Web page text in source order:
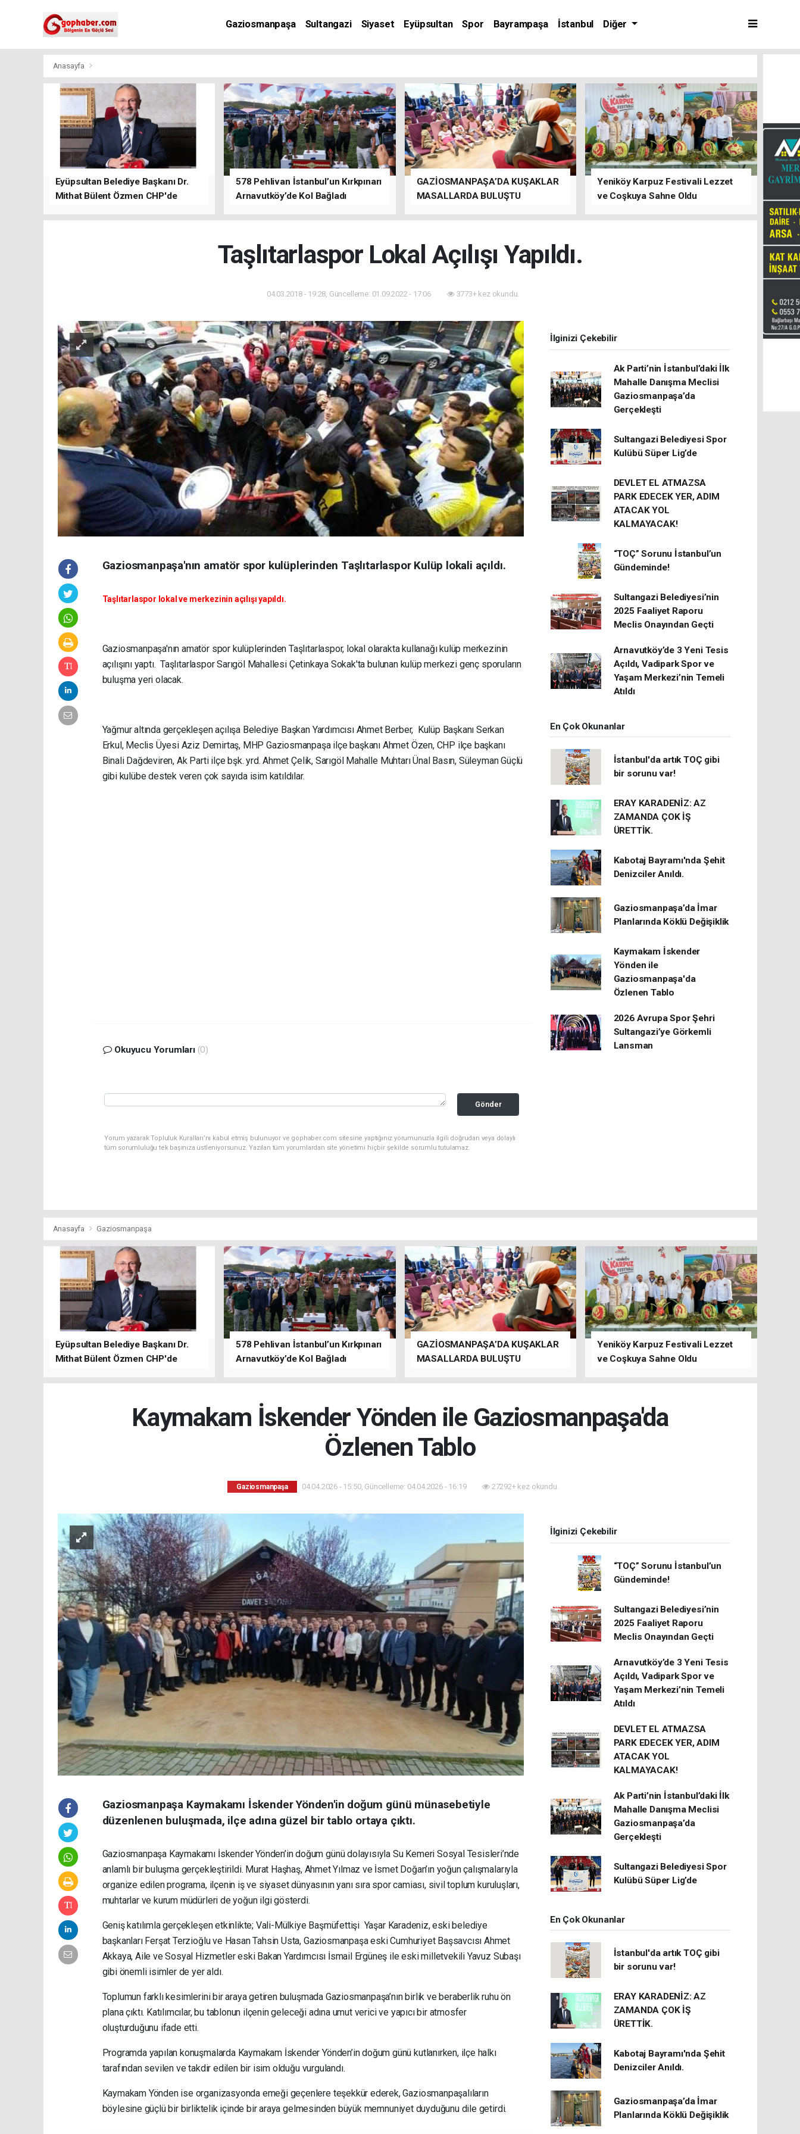
Gaziosmanpaşa Sultangazi Siyaset Eyüpsultan Spor Bayrampaşa İstanbul Diğer
Anasayfa
Eyüpsultan Belediye Başkanı Dr.
Mithat Bülent Özmen CHP'de
578 Pehlivan İstanbul’un Kırkpınarı
Arnavutköy’de Kol Bağladı
GAZİOSMANPAŞA’DA KUŞAKLAR
MASALLARDA BULUŞTU
Yeniköy Karpuz Festivali Lezzet
ve Coşkuya Sahne Oldu
Taşlıtarlaspor Lokal Açılışı Yapıldı.
04.03.2018 - 19:28, Güncelleme: 01.09.2022 - 17:06 3773+ kez okundu.
Gaziosmanpaşa'nın amatör spor kulüplerinden Taşlıtarlaspor Kulüp lokali açıldı.
Taşlıtarlaspor lokal ve merkezinin açılışı yapıldı.
Gaziosmanpaşa'nın amatör spor kulüplerinden Taşlıtarlaspor, lokal olarakta kullanağı kulüp merkezinin
açılışını yaptı. Taşlıtarlaspor Sarıgöl Mahallesi Çetinkaya Sokak'ta bulunan kulüp merkezi genç sporuların
buluşma yeri olacak.
Yağmur altında gerçekleşen açılışa Belediye Başkan Yardımcısı Ahmet Berber, Kulüp Başkanı Serkan
Erkul, Meclis Üyesi Aziz Demirtaş, MHP Gaziosmanpaşa ilçe başkanı Ahmet Özen, CHP ilçe başkanı
Binali Dağdeviren, Ak Parti ilçe bşk. yrd. Ahmet Çelik, Sarıgöl Mahalle Muhtarı Ünal Basın, Süleyman Güçlü
gibi kulübe destek veren çok sayıda isim katıldılar.
Okuyucu Yorumları (0)
Gönder
Yorum yazarak Topluluk Kuralları’nı kabul etmiş bulunuyor ve gophaber.com sitesine yaptığınız yorumunuzla ilgili doğrudan veya dolaylı
tüm sorumluluğu tek başınıza üstleniyorsunuz. Yazılan tüm yorumlardan site yönetimi hiçbir şekilde sorumlu tutulamaz.
İlginizi Çekebilir
Ak Parti’nin İstanbul’daki İlk
Mahalle Danışma Meclisi
Gaziosmanpaşa’da
Gerçekleşti
Sultangazi Belediyesi Spor
Kulübü Süper Lig’de
DEVLET EL ATMAZSA
PARK EDECEK YER, ADIM
ATACAK YOL
KALMAYACAK!
“TOÇ” Sorunu İstanbul’un
Gündeminde!
Sultangazi Belediyesi’nin
2025 Faaliyet Raporu
Meclis Onayından Geçti
Arnavutköy’de 3 Yeni Tesis
Açıldı, Vadipark Spor ve
Yaşam Merkezi’nin Temeli
Atıldı
En Çok Okunanlar
İstanbul'da artık TOÇ gibi
bir sorunu var!
ERAY KARADENİZ: AZ
ZAMANDA ÇOK İŞ
ÜRETTİK.
Kabotaj Bayramı'nda Şehit
Denizciler Anıldı.
Gaziosmanpaşa’da İmar
Planlarında Köklü Değişiklik
Kaymakam İskender
Yönden ile
Gaziosmanpaşa'da
Özlenen Tablo
2026 Avrupa Spor Şehri
Sultangazi’ye Görkemli
Lansman
Anasayfa Gaziosmanpaşa
Eyüpsultan Belediye Başkanı Dr.
Mithat Bülent Özmen CHP'de
578 Pehlivan İstanbul’un Kırkpınarı
Arnavutköy’de Kol Bağladı
GAZİOSMANPAŞA’DA KUŞAKLAR
MASALLARDA BULUŞTU
Yeniköy Karpuz Festivali Lezzet
ve Coşkuya Sahne Oldu
Kaymakam İskender Yönden ile Gaziosmanpaşa'da
Özlenen Tablo
Gaziosmanpaşa 04.04.2026 - 15:50, Güncelleme: 04.04.2026 - 16:19 27292+ kez okundu.
Gaziosmanpaşa Kaymakamı İskender Yönden'in doğum günü münasebetiyle
düzenlenen buluşmada, ilçe adına güzel bir tablo ortaya çıktı.
Gaziosmanpaşa Kaymakamı İskender Yönden’in doğum günü dolayısıyla Su Kemeri Sosyal Tesisleri’nde
anlamlı bir buluşma gerçekleştirildi. Murat Haşhaş, Ahmet Yılmaz ve İsmet Doğan’ın yoğun çalışmalarıyla
organize edilen programa, ilçenin iş ve siyaset dünyasının yanı sıra spor camiası, sivil toplum kuruluşları,
muhtarlar ve kurum müdürleri de yoğun ilgi gösterdi.
Geniş katılımla gerçekleşen etkinlikte; Vali-Mülkiye Başmüfettişi Yaşar Karadeniz, eski belediye
başkanları Ferşat Terzioğlu ve Hasan Tahsin Usta, Gaziosmanpaşa eski Cumhuriyet Başsavcısı Ahmet
Akkaya, Aile ve Sosyal Hizmetler eski Bakan Yardımcısı İsmail Ergüneş ile eski milletvekili Yavuz Subaşı
gibi önemli isimler de yer aldı.
Toplumun farklı kesimlerini bir araya getiren buluşmada Gaziosmanpaşa’nın birlik ve beraberlik ruhu ön
plana çıktı. Katılımcılar, bu tablonun ilçenin geleceği adına umut verici ve yapıcı bir atmosfer
oluşturduğunu ifade etti.
Programda yapılan konuşmalarda Kaymakam İskender Yönden’in doğum günü kutlanırken, ilçe halkı
tarafından sevilen ve takdir edilen bir isim olduğu vurgulandı.
Kaymakam Yönden ise organizasyonda emeği geçenlere teşekkür ederek, Gaziosmanpaşalıların
böylesine güçlü bir birliktelik içinde bir araya gelmesinden büyük memnuniyet duyduğunu dile getirdi.
İlginizi Çekebilir
“TOÇ” Sorunu İstanbul’un
Gündeminde!
Sultangazi Belediyesi’nin
2025 Faaliyet Raporu
Meclis Onayından Geçti
Arnavutköy’de 3 Yeni Tesis
Açıldı, Vadipark Spor ve
Yaşam Merkezi’nin Temeli
Atıldı
DEVLET EL ATMAZSA
PARK EDECEK YER, ADIM
ATACAK YOL
KALMAYACAK!
Ak Parti’nin İstanbul’daki İlk
Mahalle Danışma Meclisi
Gaziosmanpaşa’da
Gerçekleşti
Sultangazi Belediyesi Spor
Kulübü Süper Lig’de
En Çok Okunanlar
İstanbul'da artık TOÇ gibi
bir sorunu var!
ERAY KARADENİZ: AZ
ZAMANDA ÇOK İŞ
ÜRETTİK.
Kabotaj Bayramı'nda Şehit
Denizciler Anıldı.
Gaziosmanpaşa’da İmar
Planlarında Köklü Değişiklik